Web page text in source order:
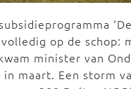
volledig op de schop:
minister van
in maart. Een storm